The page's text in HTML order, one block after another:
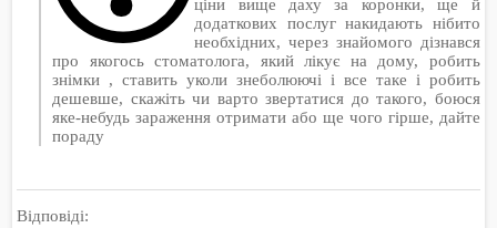
ціни вище даху за коронки, ще й
додаткових послуг накидають нібито
необхідних, через знайомого дізнався
про якогось стоматолога, який лікує на дому, робить
знімки , ставить уколи знеболюючі і все таке і робить
дешевше, скажіть чи варто звертатися до такого, боюся
яке-небудь зараження отримати або ще чого гірше, дайте
пораду
Відповіді: